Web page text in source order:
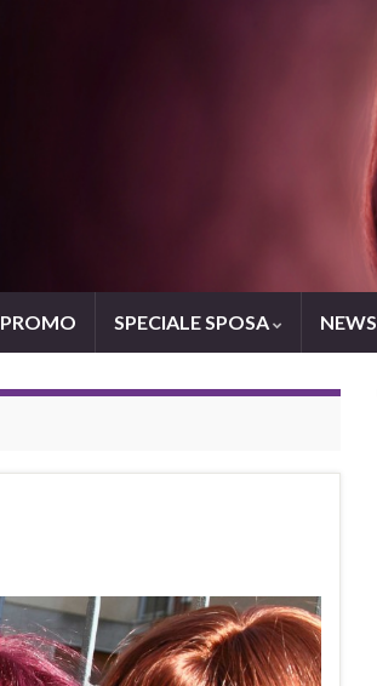
PROMO SPECIALE SPOSA NEWS